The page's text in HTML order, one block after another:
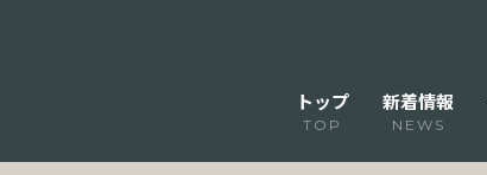
トップ
TOP
新着情報
NEWS